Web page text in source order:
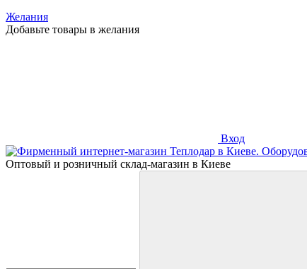
Желания
Добавьте товары в желания
Вход
Оптовый и розничный склад-магазин в Киеве